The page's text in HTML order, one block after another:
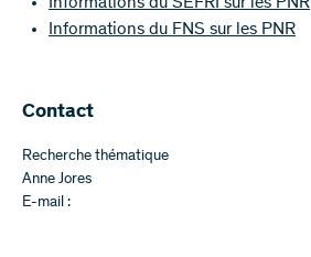
Informations du FNS sur les PNR
Contact
Recherche thématique
Anne Jores
E-mail :